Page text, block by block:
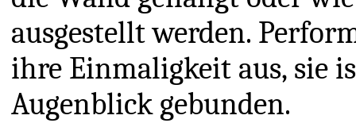
ausgestellt werden.
ihre Einmaligkeit aus, sie
Augenblick gebunden.